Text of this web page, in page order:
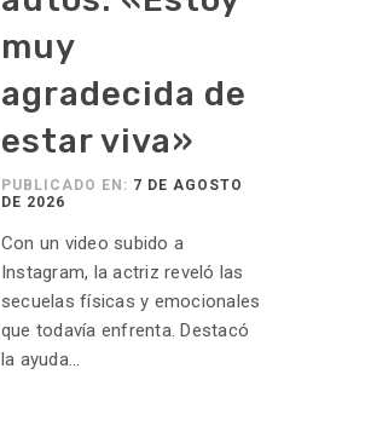
muy
agradecida de
estar viva»
PUBLICADO EN: 7 DE AGOSTO
DE 2026
Con un video subido a
Instagram, la actriz reveló las
secuelas físicas y emocionales
que todavía enfrenta. Destacó
la ayuda...